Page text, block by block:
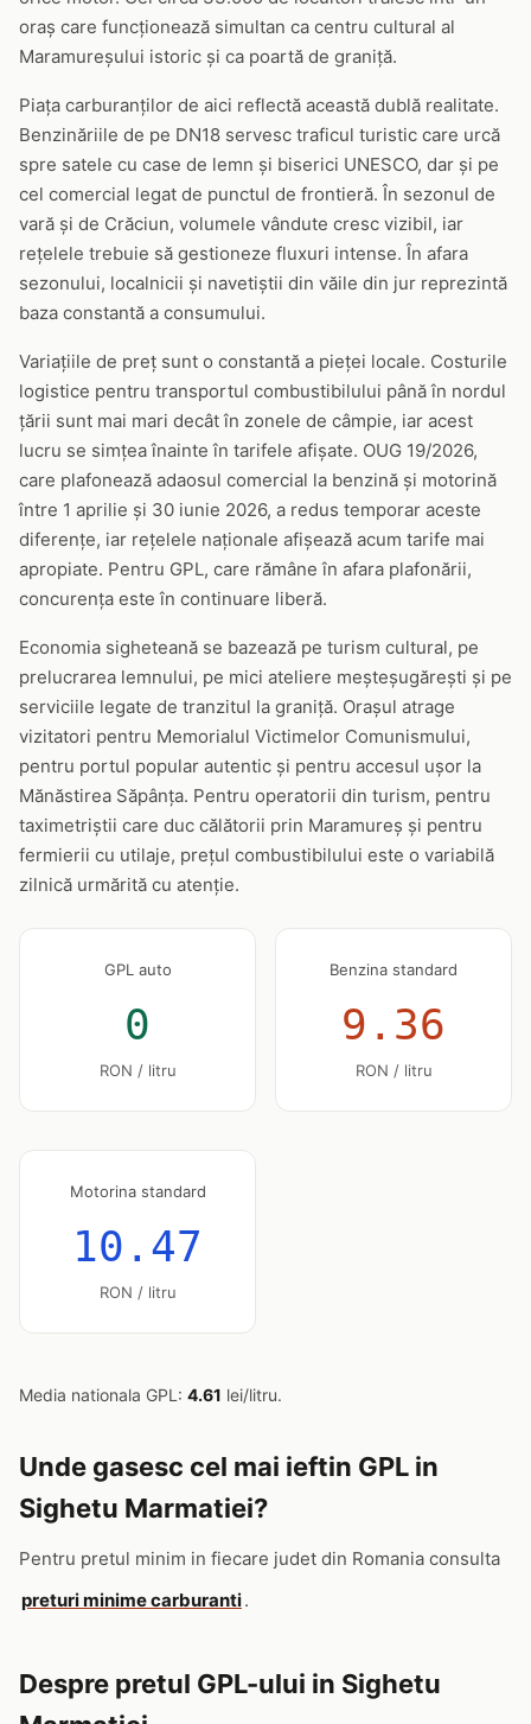
oraș care funcționează simultan ca centru cultural al
Maramureșului istoric și ca poartă de graniță.
Piața carburanților de aici reflectă această dublă realitate.
Benzinăriile de pe DN18 servesc traficul turistic care urcă
spre satele cu case de lemn și biserici UNESCO, dar și pe
cel comercial legat de punctul de frontieră. În sezonul de
vară și de Crăciun, volumele vândute cresc vizibil, iar
rețelele trebuie să gestioneze fluxuri intense. În afara
sezonului, localnicii și navetiștii din văile din jur reprezintă
baza constantă a consumului.
Variațiile de preț sunt o constantă a pieței locale. Costurile
logistice pentru transportul combustibilului până în nordul
țării sunt mai mari decât în zonele de câmpie, iar acest
lucru se simțea înainte în tarifele afișate. OUG 19/2026,
care plafonează adaosul comercial la benzină și motorină
între 1 aprilie și 30 iunie 2026, a redus temporar aceste
diferențe, iar rețelele naționale afișează acum tarife mai
apropiate. Pentru GPL, care rămâne în afara plafonării,
concurența este în continuare liberă.
Economia sigheteană se bazează pe turism cultural, pe
prelucrarea lemnului, pe mici ateliere meșteșugărești și pe
serviciile legate de tranzitul la graniță. Orașul atrage
vizitatori pentru Memorialul Victimelor Comunismului,
pentru portul popular autentic și pentru accesul ușor la
Mănăstirea Săpânța. Pentru operatorii din turism, pentru
taximetriștii care duc călătorii prin Maramureș și pentru
fermierii cu utilaje, prețul combustibilului este o variabilă
zilnică urmărită cu atenție.
GPL auto
0
RON / litru
Benzina standard
9.36
RON / litru
Motorina standard
10.47
RON / litru
Media nationala GPL: 4.61 lei/litru.
Unde gasesc cel mai ieftin GPL in
Sighetu Marmatiei?
Pentru pretul minim in fiecare judet din Romania consulta
preturi minime carburanti.
Despre pretul GPL-ului in Sighetu